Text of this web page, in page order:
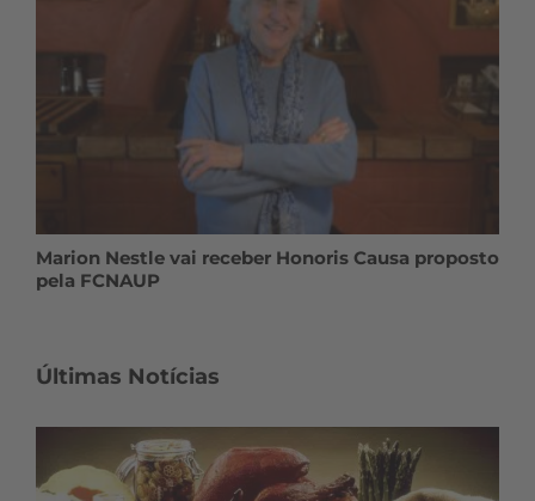
Marion Nestle vai receber Honoris Causa proposto
pela FCNAUP
Últimas Notícias